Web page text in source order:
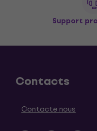
Support
Contacts
Contacte nous